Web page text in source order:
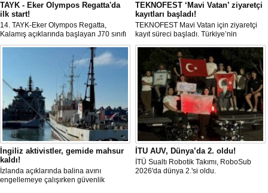
TAYK - Eker Olympos Regatta'da
ilk start!
14. TAYK-Eker Olympos Regatta,
Kalamış açıklarında başlayan J70 sınıfı
yarışlarıyla ilk startını verdi. İstanbul'u 10
gün boyunca yelken coşkusuyla
buluşturacak organizasyonun ilk
gününde 9 tekne rüzgârla buluştu.
TEKNOFEST ‘Mavi Vatan’ ziyaretçi
kayıtları başladı!
TEKNOFEST Mavi Vatan için ziyaretçi
kayıt süreci başladı. Türkiye’nin
denizcilik ve savunma teknolojilerine
odaklanan etkinliği, 20-23 Ağustos
tarihleri arasında Gölcük Tersanesi
Komutanlığı’nda gerçekleştirilecek.
İngiliz aktivistler, gemide mahsur
kaldı!
İzlanda açıklarında balina avını
engellemeye çalışırken güvenlik
İTU AUV, Dünya’da 2. oldu!
İTÜ Sualtı Robotik Takımı, RoboSub
2026'da dünya 2.'si oldu.